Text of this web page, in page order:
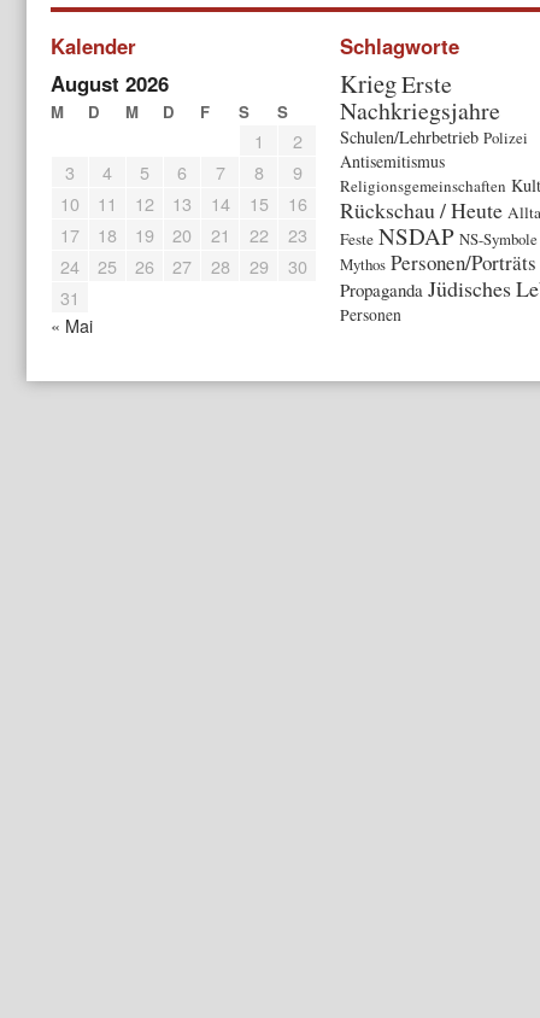
Kalender
August 2026
M D M D F S S
« Mai
1
2
3
4 5 6 7 8
9
10
11 12 13 14 15
16
17
18 19 20 21 22
23
24
25 26 27 28 29
30
31
Schlagworte
KriegErste
Nachkriegsjahre
Schulen/Lehrbetrieb Polizei
Antisemitismus
Religionsgemeinschaften
Rückschau / Heute
Feste NSDAP NS-
Mythos Personen/Porträts
Propaganda Jüdisches
Personen